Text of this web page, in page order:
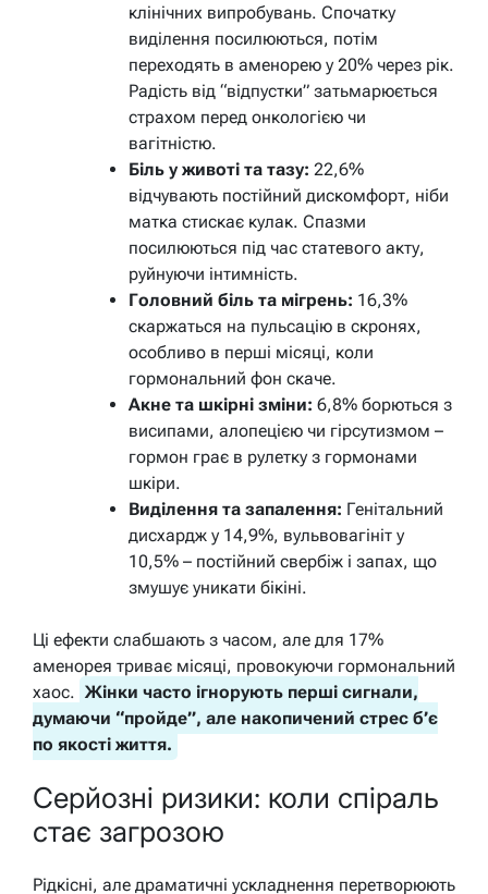
клінічних випробувань. Спочатку
виділення посилюються, потім
переходять в аменорею у 20% через рік.
Радість від “відпустки” затьмарюється
страхом перед онкологією чи
вагітністю.
Біль у животі та тазу: 22,6%
відчувають постійний дискомфорт, ніби
матка стискає кулак. Спазми
посилюються під час статевого акту,
руйнуючи інтимність.
Головний біль та мігрень: 16,3%
скаржаться на пульсацію в скронях,
особливо в перші місяці, коли
гормональний фон скаче.
Акне та шкірні зміни: 6,8% борються з
висипами, алопецією чи гірсутизмом –
гормон грає в рулетку з гормонами
шкіри.
Виділення та запалення: Генітальний
дисхардж у 14,9%, вульвовагініт у
10,5% – постійний свербіж і запах, що
змушує уникати бікіні.
Ці ефекти слабшають з часом, але для 17%
аменорея триває місяці, провокуючи гормональний
хаос. Жінки часто ігнорують перші сигнали,
думаючи “пройде”, але накопичений стрес б’є
по якості життя.
Серйозні ризики: коли спіраль
стає загрозою
Рідкісні, але драматичні ускладнення перетворюють